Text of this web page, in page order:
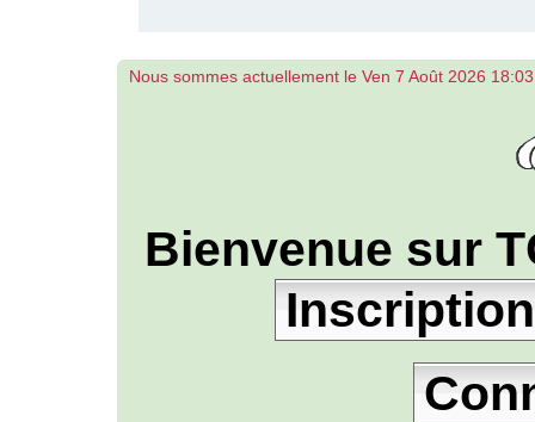
Nous sommes actuellement le Ven 7 Août 2026 18:03
Bienvenue sur
Inscription